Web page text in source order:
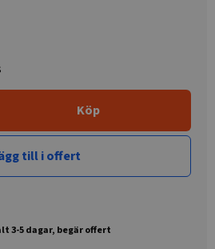
Köp
till i offert
3-5 dagar, begär offert